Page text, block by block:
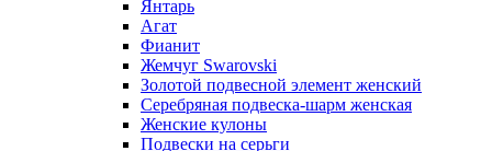
Янтарь
Агат
Фианит
Жемчуг Swarovski
Золотой подвесной элемент женcкий
Серебряная подвеска-шарм женская
Женские кулоны
Подвески на серьги